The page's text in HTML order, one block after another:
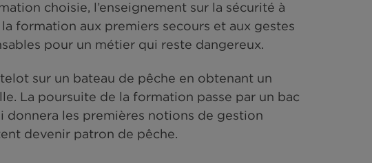
important, comprend généralement différentes
second, un mécanicien et des matelots. A bord des
en plus, des lieutenants, un maître d’équipage «
la formation aux métiers de marin-pêcheur existe.
l’alternance, de solides connaissances théoriques à
par des pêcheurs chevronnés aux conseils